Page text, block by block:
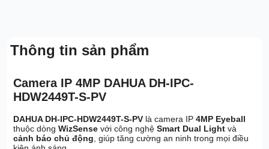
Thông tin sản phẩm
Camera IP 4MP DAHUA DH-IPC-
HDW2449T-S-PV
DAHUA DH-IPC-HDW2449T-S-PV là camera IP4MP Eyeball
thuộc dòngWizSense với công nghệSmart Dual Light và
cảnh báo chủ động , giúp tăng cường an ninh trong mọi điều